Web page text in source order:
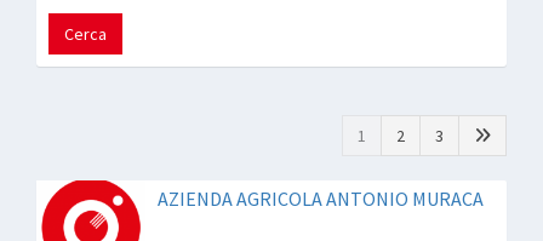
Cerca
1 2 3
AZIENDA AGRICOLA ANTONIO MURACA